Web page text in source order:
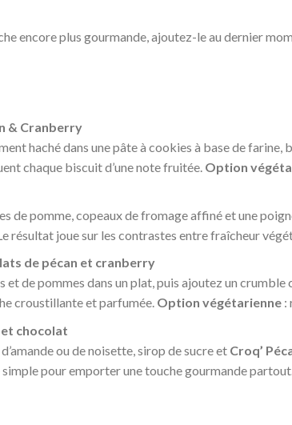
encore plus gourmande, ajoutez-le au dernier
& Cranberry
haché dans une pâte à cookies à base de
chaque biscuit d’une note fruitée. Option
de pomme, copeaux de fromage affiné et une
résultat joue sur les contrastes entre fraîcheur
de pécan et cranberry
de pommes dans un plat, puis ajoutez un crumble
croustillante et parfumée. Option végétarienne:
chocolat
ou de noisette, sirop de sucre et Croq’
pour emporter une touche gourmande partout.